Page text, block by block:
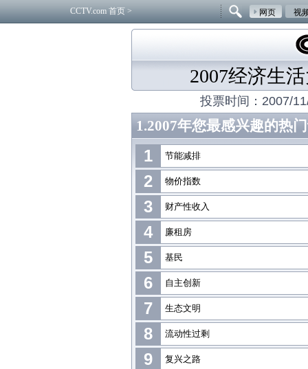
CCTV.com 首页 > 网页 视
2007经济生
投票时间：2007/
1.2007年您最感兴趣的热
1 节能减排
2 物价指数
3 财产性收入
4 廉租房
5 基民
6 自主创新
7 生态文明
8 流动性过剩
9 复兴之路